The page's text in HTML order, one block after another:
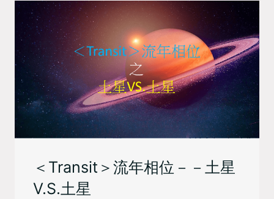
＜Transit＞流年相位－－土星
V.S.土星